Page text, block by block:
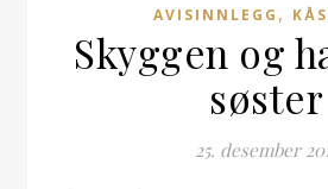
AVISINNLEGG ,
Skyggen og
søster
25. desember